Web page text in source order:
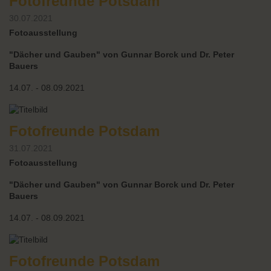
30.07.2021
Fotoausstellung
"Dächer und Gauben" von Gunnar Borck und Dr. Peter
Bauers
14.07. - 08.09.2021
Fotofreunde Potsdam
31.07.2021
Fotoausstellung
"Dächer und Gauben" von Gunnar Borck und Dr. Peter
Bauers
14.07. - 08.09.2021
Fotofreunde Potsdam